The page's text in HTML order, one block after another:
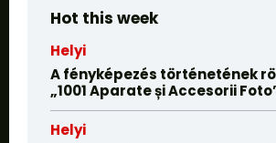
Hot this week
Helyi
A fényképezés történetének
„1001 Aparate și Accesorii
Helyi